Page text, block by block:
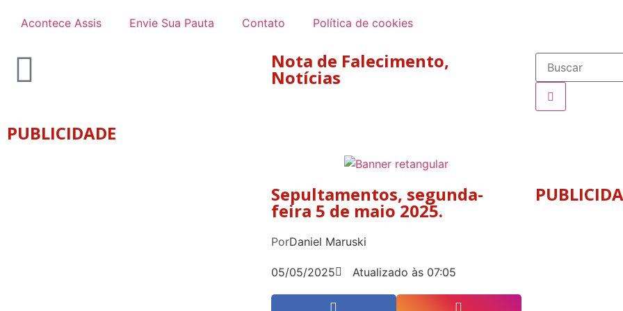
Acontece Assis Envie Sua Pauta Contato Política de cookies
Nota de Falecimento,
Notícias
PUBLICIDADE
Sepultamentos, segunda-
feira 5 de maio 2025.
PorDaniel Maruski
05/05/2025 Atualizado às 07:05